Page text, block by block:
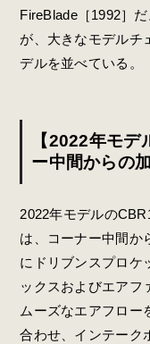
FireBlade［1992］
が、大きなモデルチ
デルを並べている。
【2022年モ
ー中間からの
2022年モデルの
は、コーナー中間か
にドリブンスプロケ
ックスおよびエアフ
ムーズなエアフロー
合わせ、インテーク